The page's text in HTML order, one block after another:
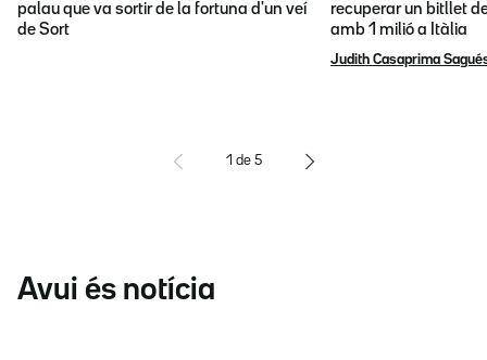
palau que va sortir de la fortuna d'un veí
de Sort
recuperar un bitllet
amb 1 milió a Itàlia
Judith Casaprima
1 de 5
Avui és notícia